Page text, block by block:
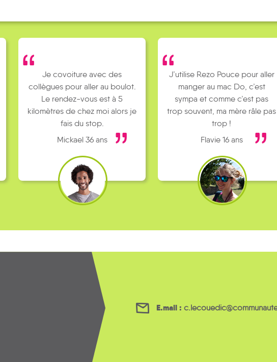
Je covoiture avec des
collègues pour aller au boulot.
Le rendez-vous est à 5
kilomètres de chez moi alors je
fais du stop.
Mickael 36 ans
J’utilise Rezo Pouce pour aller
manger au mac Do, c’est
sympa et comme c’est pas
trop souvent, ma mère râle pas
trop !
Flavie 16 ans
E.mail :